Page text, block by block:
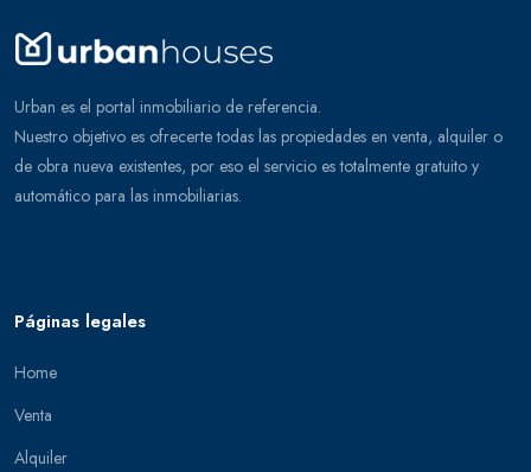
Urban es el portal inmobiliario de referencia.
Nuestro objetivo es ofrecerte todas las propiedades en venta, alquiler o
de obra nueva existentes, por eso el servicio es totalmente gratuito y
automático para las inmobiliarias.
Páginas legales
Home
Venta
Alquiler